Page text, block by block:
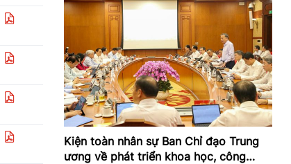
Kiện toàn nhân sự Ban Chỉ đạo Trung
ương về phát triển khoa học, công